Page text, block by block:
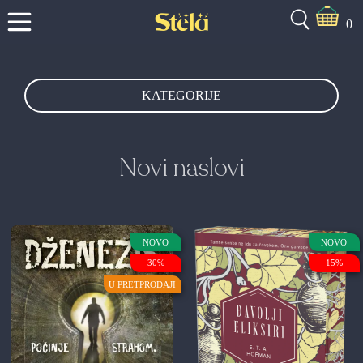
0
KATEGORIJE
Novi naslovi
NOVO
30%
U PRETPRODAJI
NOVO
15%